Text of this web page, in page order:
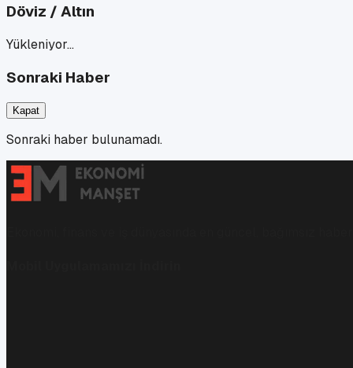
Döviz / Altın
Yükleniyor…
Sonraki Haber
Kapat
Sonraki haber bulunamadı.